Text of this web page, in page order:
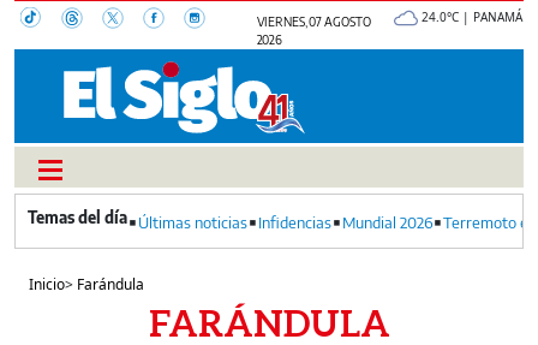
VIERNES, 07 AGOSTO
2026
24.0°C | PANAMÁ
Últimas noticias Infidencias Mundial 2026 Terremoto
Inicio> Farándula
FARÁNDULA